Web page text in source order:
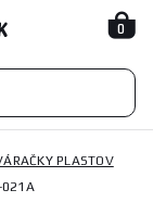
0
PLASTOV
021A